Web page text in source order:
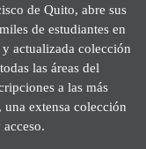
de Quito, abre sus
de estudiantes en
actualizada colección
las áreas del
a las más
extensa colección